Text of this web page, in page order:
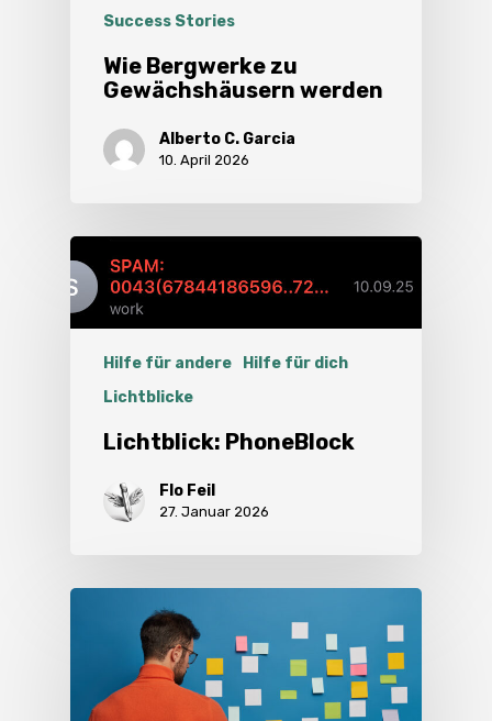
Success Stories
Wie Bergwerke zu
Gewächshäusern werden
Alberto C. Garcia
10. April 2026
Hilfe für andere
Hilfe für dich
Lichtblicke
Lichtblick: PhoneBlock
Flo Feil
27. Januar 2026